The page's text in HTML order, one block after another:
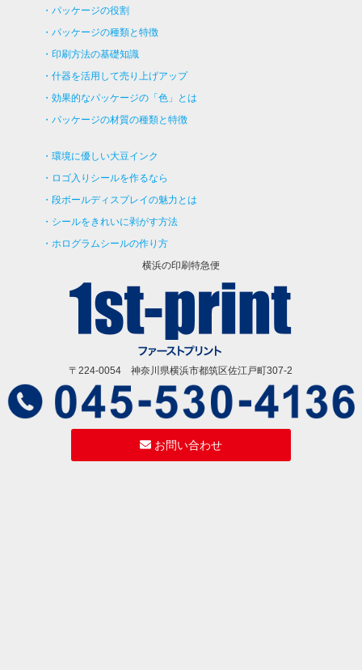
パッケージの役割
パッケージの種類と特徴
印刷方法の基礎知識
什器を活用して売り上げアップ
効果的なパッケージの「色」とは
パッケージの材質の種類と特徴
環境に優しい大豆インク
ロゴ入りシールを作るなら
段ボールディスプレイの魅力とは
シールをきれいに剥がす方法
ホログラムシールの作り方
横浜の印刷特急便
〒224-0054 神奈川県横浜市都筑区佐江戸町307-2
お問い合わせ